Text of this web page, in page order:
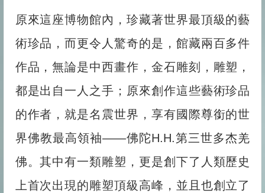
原來這座博物館內，珍藏著世界最頂級的藝
術珍品，而更令人驚奇的是，館藏兩百多件
作品，無論是中西畫作，金石雕刻，雕塑，
都是出自一人之手；原來創作這些藝術珍品
的作者，就是名震世界，享有國際尊銜的世
界佛教最高領袖——佛陀H.H.第三世多杰羌
佛。其中有一類雕塑，更是創下了人類歷史
上首次出現的雕塑頂級高峰，並且也創立了